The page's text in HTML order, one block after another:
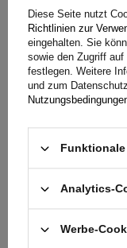
Tragrahmen:
verschraubt
feuerverzinkt
geöffnete
Rundknopf zur
Ladefläche:
Abmessungen
Diese Seite nutzt
Richtlinien zur
eingehalten. Sie
sowie den Zugriff
festlegen. Weitere
und zum
Analytics-
Werbe-